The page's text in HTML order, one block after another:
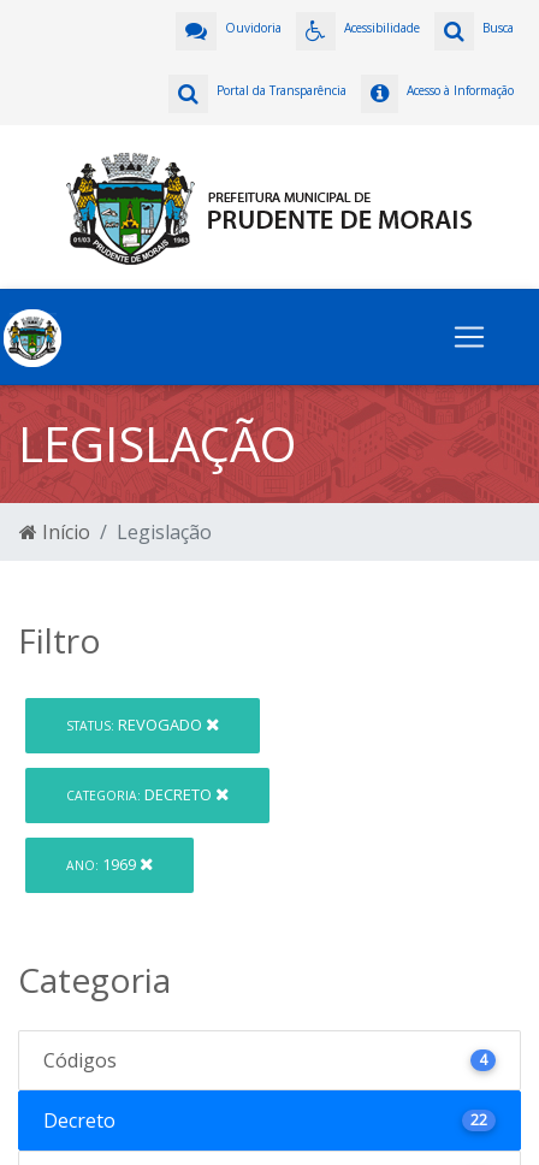
Busca
Acessibilidade
Ouvidoria
Acesso à Informação
Portal da Transparência
LEGISLAÇÃO
Início Legislação
Filtro
STATUS: REVOGADO
CATEGORIA: DECRETO
ANO: 1969
Categoria
Códigos 4
Decreto 22